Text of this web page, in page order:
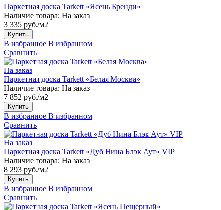
Паркетная доска Tarkett «Ясень Бренди»
Наличие товара: На заказ
3 335 руб./м2
Купить
В избранное В избранном
Сравнить
На заказ
Паркетная доска Tarkett «Белая Москва»
Наличие товара: На заказ
7 852 руб./м2
Купить
В избранное В избранном
Сравнить
На заказ
Паркетная доска Tarkett «Дуб Нина Блэк Аут» VIP
Наличие товара: На заказ
8 293 руб./м2
Купить
В избранное В избранном
Сравнить